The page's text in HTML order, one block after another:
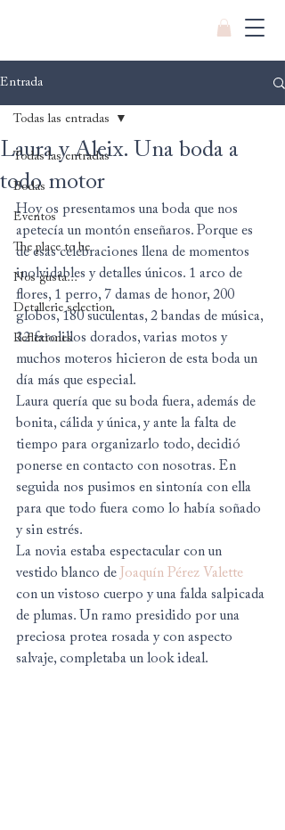
Entrada
Todas las entradas
Bodas
Eventos
The place to be
Nos gusta...
Detallerie selection
Reflexiones
Todas las entradas
Laura y Aleix. Una boda a
todo motor
Hoy os presentamos una boda que nos
apetecía un montón enseñaros. Porque es
de esas celebraciones llena de momentos
inolvidables y detalles únicos. 1 arco de
flores, 1 perro, 7 damas de honor, 200
globos, 180 suculentas, 2 bandas de música,
32 farolillos dorados, varias motos y
muchos moteros hicieron de esta boda un
día más que especial.
Laura quería que su boda fuera, además de
bonita, cálida y única, y ante la falta de
tiempo para organizarlo todo, decidió
ponerse en contacto con nosotras. En
seguida nos pusimos en sintonía con ella
para que todo fuera como lo había soñado
y sin estrés.
La novia estaba espectacular con un
vestido blanco de Joaquín Pérez Valette
con un vistoso cuerpo y una falda salpicada
de plumas. Un ramo presidido por una
preciosa protea rosada y con aspecto
salvaje, completaba un look ideal.